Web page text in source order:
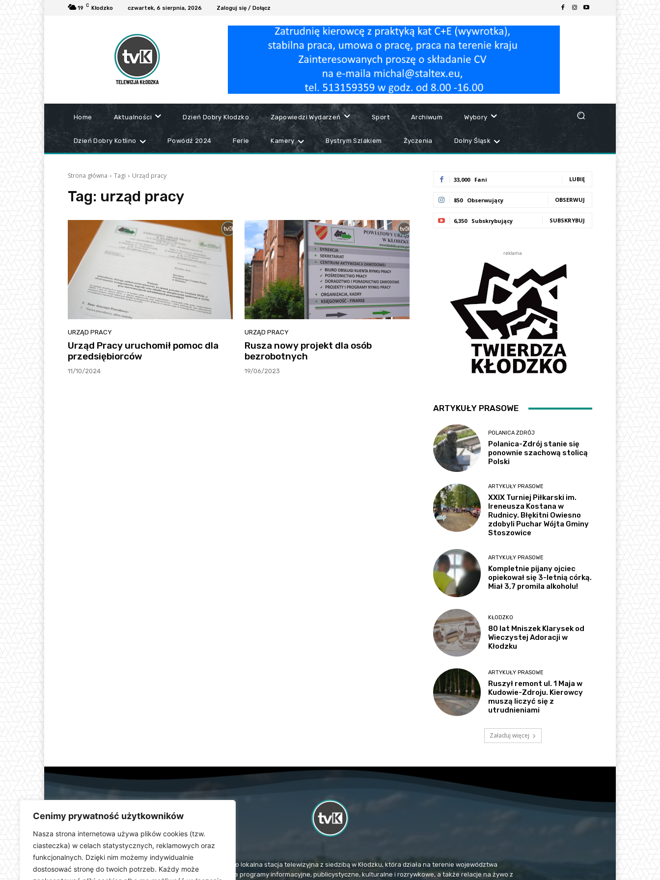
Cenimy prywatność użytkowników
Nasza strona internetowa używa plików cookies (tzw.
ciasteczka) w celach statystycznych, reklamowych oraz
funkcjonalnych. Dzięki nim możemy indywidualnie
dostosować stronę do twoich potrzeb. Każdy może
19 C Kłodzko czwartek, 6 sierpnia, 2026 Zaloguj się / Dołącz
Home Aktualności Dzień Dobry Kłodzko Zapowiedzi Wydarzeń Sport Archiwum Wybory
Dzień Dobry Kotlino Powódź 2024 Ferie Kamery Bystrym Szlakiem Życzenia Dolny Śląsk
Strona główna Tagi Urząd pracy
Tag: urząd pracy
URZĄD PRACY
Urząd Pracy uruchomił pomoc dla
przedsiębiorców
11/10/2024
URZĄD PRACY
Rusza nowy projekt dla osób
bezrobotnych
19/06/2023
33,000 Fani LUBIĘ
850 Obserwujący OBSERWUJ
6,350 Subskrybujący SUBSKRYBUJ
reklama
ARTYKUŁY PRASOWE
POLANICA ZDRÓJ
Polanica-Zdrój stanie się
ponownie szachową stolicą
Polski
ARTYKUŁY PRASOWE
XXIX Turniej Piłkarski im.
Ireneusza Kostana w
Rudnicy. Błękitni Owiesno
zdobyli Puchar Wójta Gminy
Stoszowice
ARTYKUŁY PRASOWE
Kompletnie pijany ojciec
opiekował się 3-letnią córką.
Miał 3,7 promila alkoholu!
KŁODZKO
80 lat Mniszek Klarysek od
Wieczystej Adoracji w
Kłodzku
ARTYKUŁY PRASOWE
Ruszył remont ul. 1 Maja w
Kudowie-Zdroju. Kierowcy
muszą liczyć się z
utrudnieniami
Załaduj więcej
Telewizja Kłodzka (TvK) to lokalna stacja telewizyjna z siedzibą w Kłodzku, która działa na terenie województwa
dolnośląskiego. Stacja emituje programy informacyjne, publicystyczne, kulturalne i rozrywkowe, a także relacje na żywo z